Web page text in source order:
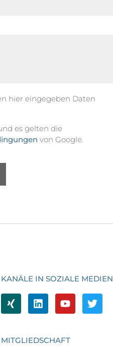
hier eingegeben Daten
es gelten die
von Google.
KANÄLE IN SOZIALE MEDIEN
MITGLIEDSCHAFT